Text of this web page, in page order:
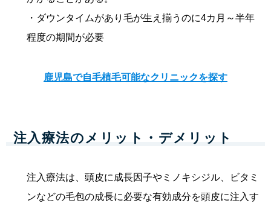
・ダウンタイムがあり毛が生え揃うのに4カ月～半年
程度の期間が必要
鹿児島で自毛植毛可能なクリニックを探す
注入療法のメリット・デメリット
注入療法は、頭皮に成長因子やミノキシジル、ビタミ
ンなどの毛包の成長に必要な有効成分を頭皮に注入す